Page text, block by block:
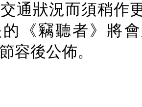
通狀況而須稍作
的《竊聽者》將
容後公佈。